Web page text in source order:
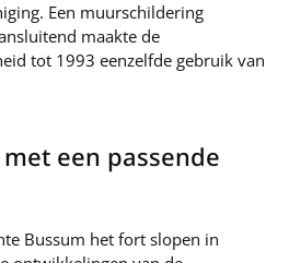
Een muurschildering
maakte de
tot 1993 eenzelfde gebruik van
een passende
Bussum het fort slopen in